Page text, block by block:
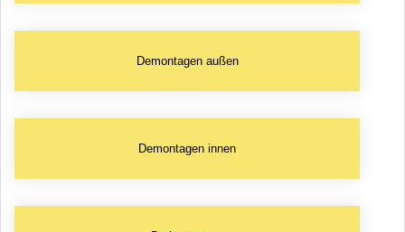
Demontagen außen
Demontagen innen